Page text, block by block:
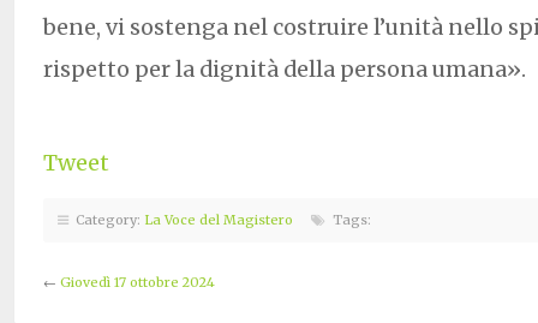
bene, vi sostenga nel costruire l’unità nello
rispetto per la dignità della persona umana».
Tweet
Category: La Voce del Magistero Tags:
← Giovedì 17 ottobre 2024